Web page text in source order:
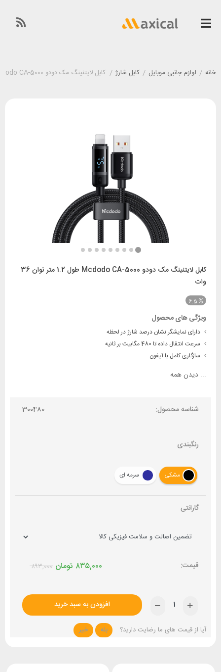
خانه / لوازم جانبی موبایل / کابل شارژ / کابل لایتنینگ مک دودو Mcdodo CA-5000 طول 1.2 متر توان 36 وات
کابل لایتنینگ مک دودو Mcdodo CA-5000 طول 1.2 متر توان 36
وات
6.5
ویژگی های محصول
دارای نمایشگر نشان درصد شارژ در لحظه
سرعت انتقال داده تا 480 مگابیت بر ثانیه
سازگاری کامل با آیفون
... دیدن همه
شناسه محصول: 300480
رنگبندی
مشکی سرمه ای
گارانتی
۸۹۳,۰۰۰ تومان ۸۳۵,۰۰۰
افزودن به سبد خرید
آیا از قیمت های ما رضایت دارید؟ بله خیر